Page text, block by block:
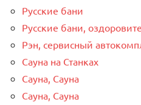
Русские бани
Русские бани,
Рэн, сервисный
Сауна на Станках
Сауна, Сауна
Сауна, Сауна